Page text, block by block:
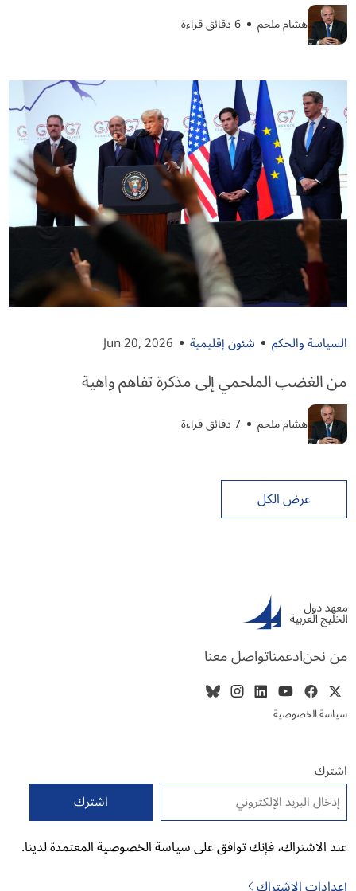
هشام ملحم 6 دقائق قراءة
السياسة والحكم شئون إقليمية Jun 20, 2026
من الغضب الملحمي إلى مذكرة تفاهم واهية
هشام ملحم 7 دقائق قراءة
عرض الكل
من نحنادعمناتواصل معنا
سياسة الخصوصية
اشترك
البريد الإلكتروني *
عند الاشتراك، فإنك توافق على سياسة الخصوصية المعتمدة لدينا.